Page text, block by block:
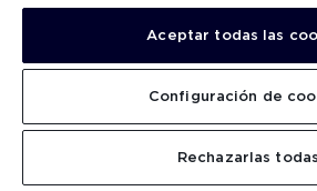
07/09/2026Aceptar todas las
Rechazarlas todas
Configuración de